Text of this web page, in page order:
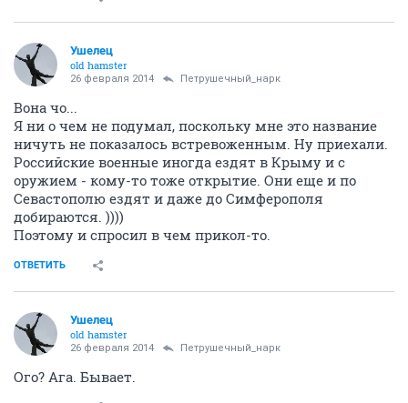
Ушелец
old hamster
26 февраля 2014 Петрушечный_нарк
Вона чо...
Я ни о чем не подумал, поскольку мне это название
ничуть не показалось встревоженным. Ну приехали.
Российские военные иногда ездят в Крыму и с
оружием - кому-то тоже открытие. Они еще и по
Севастополю ездят и даже до Симферополя
добираются. ))))
Поэтому и спросил в чем прикол-то.
ОТВЕТИТЬ
Ушелец
old hamster
26 февраля 2014 Петрушечный_нарк
Ого? Ага. Бывает.